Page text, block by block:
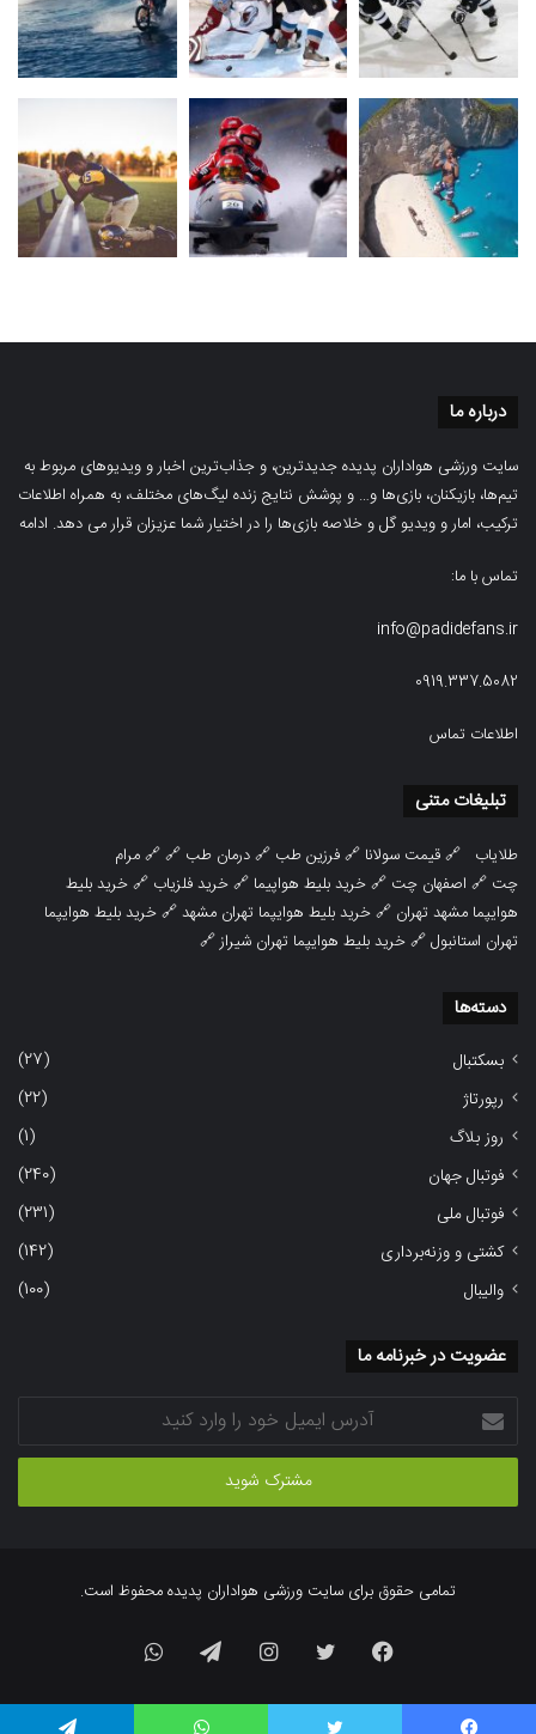
درباره ما
سایت ورزشی هواداران پدیده جدیدترین، و جذاب‌ترین اخبار و ویدیوهای مربوط به
تیم‌ها، بازیکنان، بازی‌ها و… و پوشش نتایج زنده لیگ‌های مختلف، به همراه اطلاعات
ترکیب، امار و ویدیو‌‌ گل‌ و خلاصه بازی‌ها را در اختیار شما عزیزان قرار می دهد. ادامه
تماس با ما:
info@padidefans.ir
0919.337.5082
اطلاعات تماس
تبلیغات متنی
طلایاب 🔗قیمت سولانا 🔗فرزین طب 🔗درمان طب 🔗 🔗مرام
چت 🔗 اصفهان چت 🔗خرید بلیط هواپیما 🔗خرید فلزیاب 🔗خرید بلیط
هوایپما مشهد تهران 🔗خرید بلیط هوایپما تهران مشهد🔗خرید بلیط هوایپما
تهران استانبول🔗خرید بلیط هوایپما تهران شیراز🔗
دسته‌ها
بسکتبال
(27)
رپورتاژ
(22)
روز بلاگ
(1)
فوتبال جهان
(240)
فوتبال ملی
(231)
کشتی و وزنه‌برداری
(142)
والیبال
(100)
عضویت در خبرنامه ما
آدرس
ایمیل
خود
وارد
تمامی حقوق برای سایت ورزشی هواداران پدیده محفوظ است.
فیسبوک توییتر اینستاگرام تلگرام
آپ